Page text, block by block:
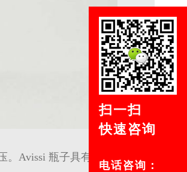
。Avissi 瓶子具有可识
扫一扫
快速咨询
电话咨询：